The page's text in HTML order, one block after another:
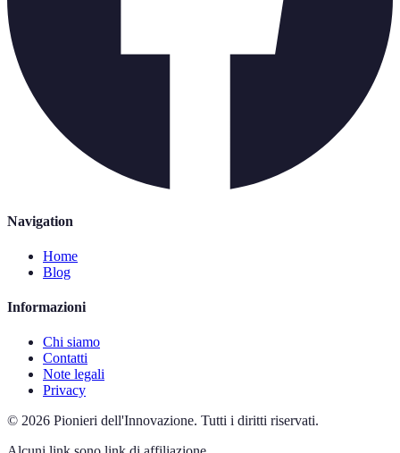
Navigation
Home
Blog
Informazioni
Chi siamo
Contatti
Note legali
Privacy
© 2026 Pionieri dell'Innovazione. Tutti i diritti riservati.